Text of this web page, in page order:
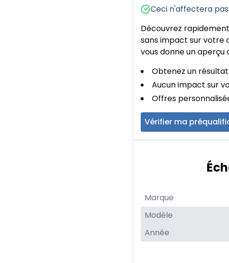
Ceci n'affectera
Découvrez
sans impact sur votre
vous donne un aperçu
Obtenez un
Aucun impact sur
Offres
Vérifier ma